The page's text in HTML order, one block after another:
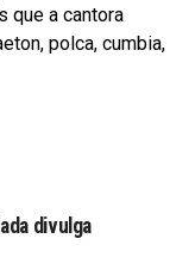
que a cantora
polca, cumbia,
divulga